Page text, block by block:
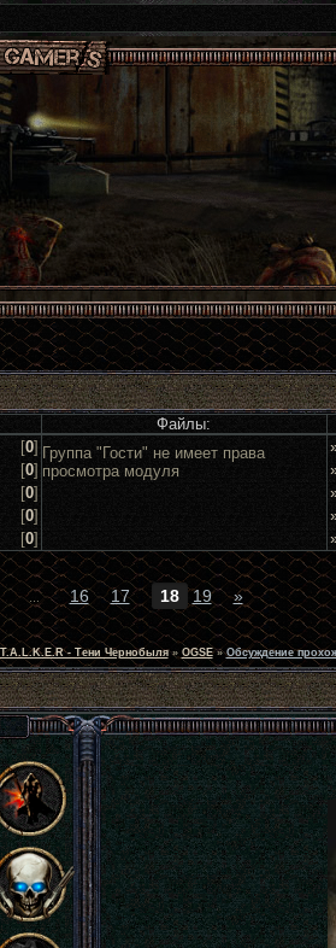
Файлы:
[0]
[0]
[0]
[0]
[0]
Группа "Гости" не имеет права
просмотра модуля
… 16 17 18 19 »
- Тени Чернобыля » OGSE » Обсуждение